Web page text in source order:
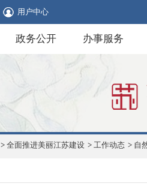
用户中心
政务公开 办事服务
> 全面推进美丽江苏建设 > 工作动态 > 自